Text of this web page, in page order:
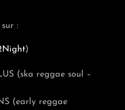
:
)
(ska reggae soul –
(early reggae